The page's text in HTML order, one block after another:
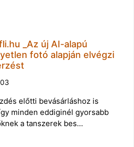
_Az új AI-alapú
fotó alapján elvégzi
előtti bevásárláshoz is
minden eddiginél gyorsabb
a tanszerek bes…